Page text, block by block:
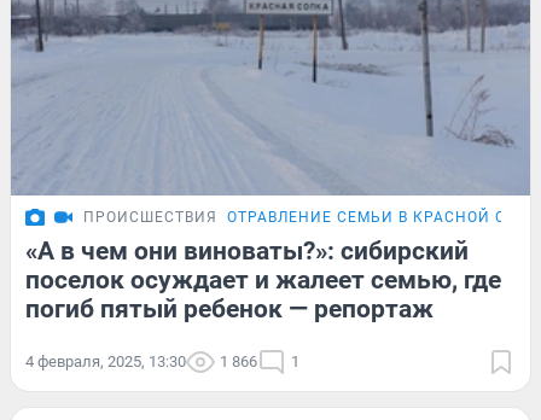
ПРОИСШЕСТВИЯ ОТРАВЛЕНИЕ СЕМЬИ В КРАСНОЙ
«А в чем они виноваты?»: сибирский
поселок осуждает и жалеет семью, где
погиб пятый ребенок — репортаж
4 февраля, 2025, 13:30 1 866 1